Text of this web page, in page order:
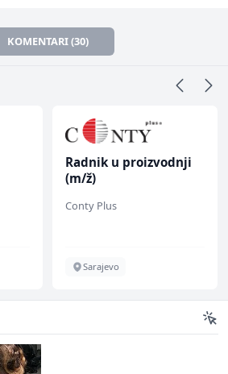
KOMENTARI (30)
Radnik u proizvodnji
(m/ž)
Conty Plus
Sarajevo